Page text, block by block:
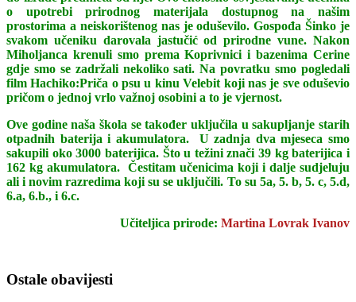
o upotrebi prirodnog materijala dostupnog na našim
prostorima a neiskorištenog nas je oduševilo. Gospođa Šinko je
svakom učeniku darovala jastučić od prirodne vune. Nakon
Miholjanca krenuli smo prema Koprivnici i bazenima Cerine
gdje smo se zadržali nekoliko sati. Na povratku smo pogledali
film Hachiko:Priča o psu u kinu Velebit koji nas je sve oduševio
pričom o jednoj vrlo važnoj osobini a to je vjernost.
Ove godine naša škola se također uključila u sakupljanje starih
otpadnih baterija i akumulatora. U zadnja dva mjeseca smo
sakupili oko 3000 baterijica. Što u težini znači 39 kg baterijica i
162 kg akumulatora. Čestitam učenicima koji i dalje sudjeluju
ali i novim razredima koji su se uključili. To su 5a, 5. b, 5. c, 5.d,
6.a, 6.b., i 6.c.
Učiteljica prirode: Martina Lovrak Ivanov
Ostale obavijesti